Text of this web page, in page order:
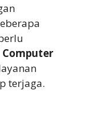
Computer
terjaga.